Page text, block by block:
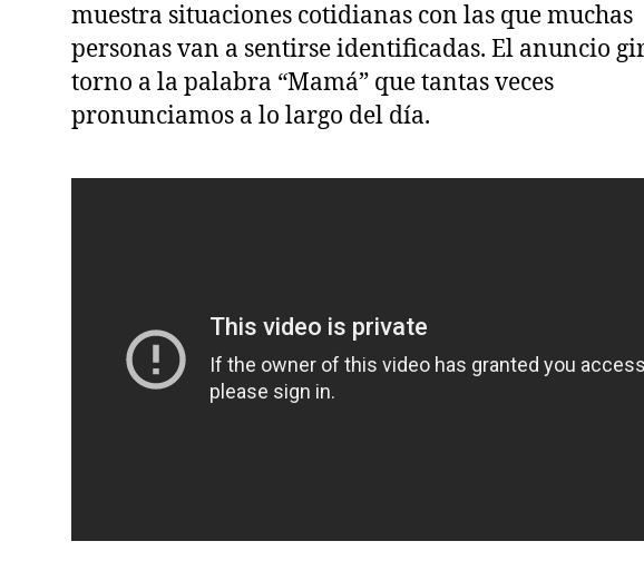
muestra situaciones cotidianas con las que muchas
personas van a sentirse identificadas. El anuncio
torno a la palabra “Mamá” que tantas veces
pronunciamos a lo largo del día.